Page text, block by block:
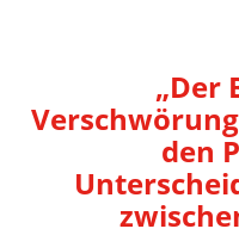
„Der
den